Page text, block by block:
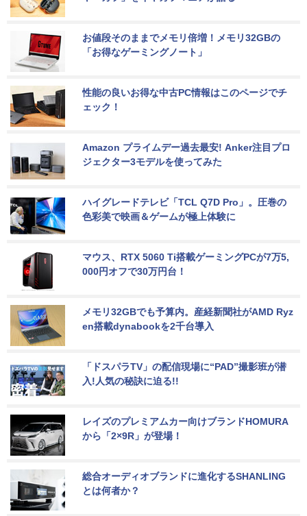
お値段そのままでメモリ倍増！メモリ32GBの
「お得なゲーミングノート」
性能の良いお得な中古PC情報はこのページでチ
ェック！
Amazon プライムデー過去最安! Anker注目プロ
ジェクター3モデルを使ってみた
ハイグレードテレビ「TCL Q7D Pro」。圧巻の
色彩美で映画＆ゲームが極上体験に
マウス、RTX 5060 Ti搭載ゲーミングPCが7万5,
000円オフで30万円台！
メモリ32GBでも予算内。産経新聞社がAMD Ryz
en搭載dynabookを2千台導入
「ドスパラTV」の配信現場に“PAD”撮影班が潜
入!人気の秘訣に迫る!!
レイズのプレミアムカー向けブランドHOMURA
から「2×9R」が登場！
総合オーディオブランドに進化するSHANLING
とは何者か？